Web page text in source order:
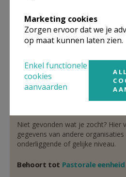
0495 71 58 58
Stuur een mailtje
Niet gevonden wat je zocht? Hier
gegevens van andere
onderliggende of gelijke niveau.
Behoort tot Pastorale
Marketing cookies
Zorgen ervoor dat we je
op maat kunnen laten zien.
Enkel functionele
cookies
aanvaarden